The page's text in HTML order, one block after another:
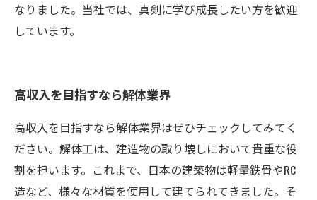
なりました。当社では、真剣に学び成長したい方を歓迎
しています。
高収入を目指すなら解体業界
高収入を目指すなら解体業界はぜひチェックしてみてく
ださい。解体工は、建造物の取り壊しにおいて貴重な役
割を担います。これまで、日本の建築物は軽量鉄骨やRC
造など、様々な材質を使用して建てられてきました。そ